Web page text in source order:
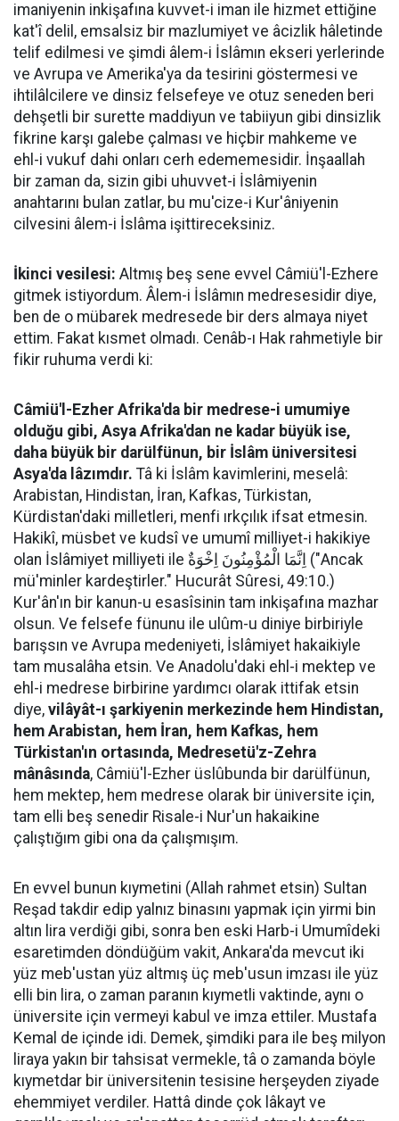
imaniyenin inkişafına kuvvet-i iman ile hizmet ettiğine
kat'î delil, emsalsiz bir mazlumiyet ve âcizlik hâletinde
telif edilmesi ve şimdi âlem-i İslâmın ekseri yerlerinde
ve Avrupa ve Amerika'ya da tesirini göstermesi ve
ihtilâlcilere ve dinsiz felsefeye ve otuz seneden beri
dehşetli bir surette maddiyun ve tabiiyun gibi dinsizlik
fikrine karşı galebe çalması ve hiçbir mahkeme ve
ehl-i vukuf dahi onları cerh edememesidir. İnşaallah
bir zaman da, sizin gibi uhuvvet-i İslâmiyenin
anahtarını bulan zatlar, bu mu'cize-i Kur'âniyenin
cilvesini âlem-i İslâma işittireceksiniz.
İkinci vesilesi: Altmış beş sene evvel Câmiü'l-Ezhere
gitmek istiyordum. Âlem-i İslâmın medresesidir diye,
ben de o mübarek medresede bir ders almaya niyet
ettim. Fakat kısmet olmadı. Cenâb-ı Hak rahmetiyle bir
fikir ruhuma verdi ki:
Câmiü'l-Ezher Afrika'da bir medrese-i umumiye
olduğu gibi, Asya Afrika'dan ne kadar büyük ise,
daha büyük bir darülfünun, bir İslâm üniversitesi
Asya'da lâzımdır. Tâ ki İslâm kavimlerini, meselâ:
Arabistan, Hindistan, İran, Kafkas, Türkistan,
Kürdistan'daki milletleri, menfi ırkçılık ifsat etmesin.
Hakikî, müsbet ve kudsî ve umumî milliyet-i hakikiye
olan İslâmiyet milliyeti ile اِنَّمَا الْمُؤْمِنُونَ اِخْوَةٌ ("Ancak
mü'minler kardeştirler." Hucurât Sûresi, 49:10.)
Kur'ân'ın bir kanun-u esasîsinin tam inkişafına mazhar
olsun. Ve felsefe fünunu ile ulûm-u diniye birbiriyle
barışsın ve Avrupa medeniyeti, İslâmiyet hakaikiyle
tam musalâha etsin. Ve Anadolu'daki ehl-i mektep ve
ehl-i medrese birbirine yardımcı olarak ittifak etsin
diye, vilâyât-ı şarkiyenin merkezinde hem Hindistan,
hem Arabistan, hem İran, hem Kafkas, hem
Türkistan'ın ortasında, Medresetü'z-Zehra
mânâsında, Câmiü'l-Ezher üslûbunda bir darülfünun,
hem mektep, hem medrese olarak bir üniversite için,
tam elli beş senedir Risale-i Nur'un hakaikine
çalıştığım gibi ona da çalışmışım.
En evvel bunun kıymetini (Allah rahmet etsin) Sultan
Reşad takdir edip yalnız binasını yapmak için yirmi bin
altın lira verdiği gibi, sonra ben eski Harb-i Umumîdeki
esaretimden döndüğüm vakit, Ankara'da mevcut iki
yüz meb'ustan yüz altmış üç meb'usun imzası ile yüz
elli bin lira, o zaman paranın kıymetli vaktinde, aynı o
üniversite için vermeyi kabul ve imza ettiler. Mustafa
Kemal de içinde idi. Demek, şimdiki para ile beş milyon
liraya yakın bir tahsisat vermekle, tâ o zamanda böyle
kıymetdar bir üniversitenin tesisine herşeyden ziyade
ehemmiyet verdiler. Hattâ dinde çok lâkayt ve